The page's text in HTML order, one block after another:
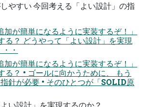
やすい 今回考える「よい設計」の指
加が簡単になるように実装するぞ！」
る？ どうやって「よい設計」を実現
・
加が簡単になるように実装するぞ！」
る？ • ゴールに向かうために、 もう
針が必要 • そのひとつが「SOLID原
い設計」を実現するのか？